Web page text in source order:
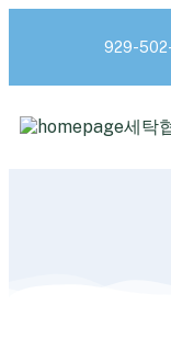
929-